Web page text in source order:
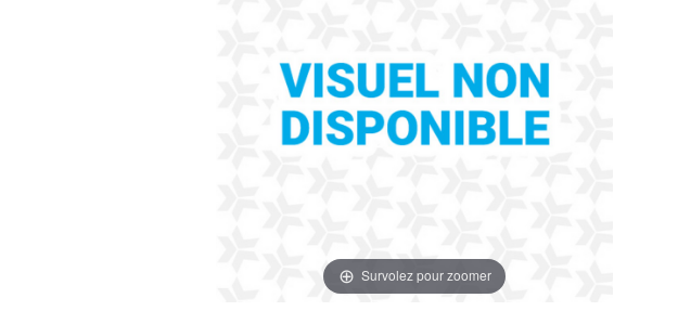
Survolez pour zoomer